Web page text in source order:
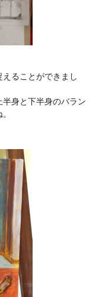
ることができまし
身と下半身のバラン